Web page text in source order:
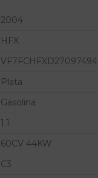
2004
HFX
VF7FCHFXD27097494
Plata
Gasolina
1.1
60CV 44KW
C3